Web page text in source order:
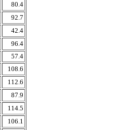
80.4
92.7
42.4
96.4
57.4
108.6
112.6
87.9
114.5
106.1